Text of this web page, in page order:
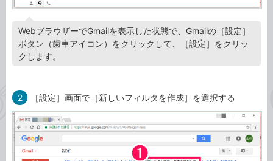
WebブラウザーでGmailを表示した状態で、Gmailの［設定］
ボタン（歯車アイコン）をクリックして、［設定］をクリッ
クします。
2 ［設定］画面で［新しいフィルタを作成］を選択する